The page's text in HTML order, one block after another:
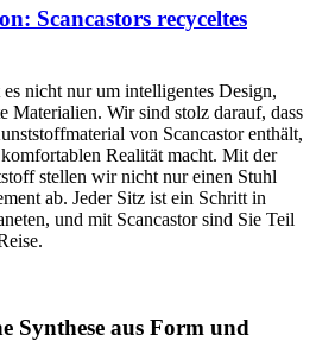
Scancastors recyceltes
nicht nur um intelligentes Design,
Materialien. Wir sind stolz darauf, dass
von Scancastor enthält,
Realität macht. Mit der
stellen wir nicht nur einen Stuhl
ab. Jeder Sitz ist ein Schritt in
und mit Scancastor sind Sie Teil
Synthese aus Form und